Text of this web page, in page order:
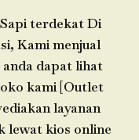
terdekat Di
Kami menjual
dapat lihat
kami [Outlet
layanan
lewat kios online